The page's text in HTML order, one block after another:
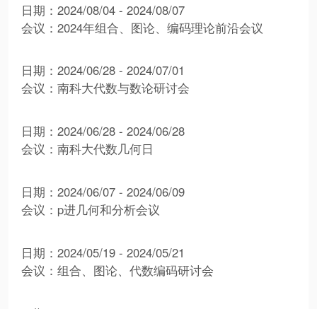
日期：2024/08/04 - 2024/08/07
会议：2024年组合、图论、编码理论前沿会议
日期：2024/06/28 - 2024/07/01
会议：南科大代数与数论研讨会
日期：2024/06/28 - 2024/06/28
会议：南科大代数几何日
日期：2024/06/07 - 2024/06/09
会议：p进几何和分析会议
日期：2024/05/19 - 2024/05/21
会议：组合、图论、代数编码研讨会